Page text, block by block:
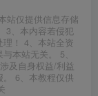
站仅提供信息存储
3、本内容若侵犯
！ 4、本站全资
本站无关。 5、
及自身权益/利益
6、本教程仅供